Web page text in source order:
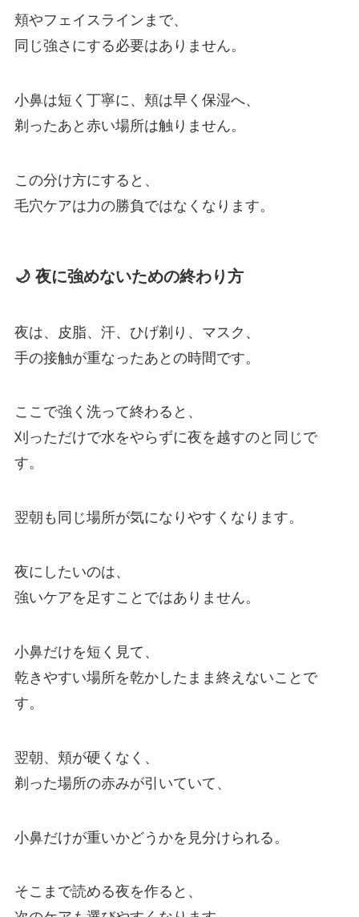
頬やフェイスラインまで、
同じ強さにする必要はありません。
小鼻は短く丁寧に、頬は早く保湿へ、
剃ったあと赤い場所は触りません。
この分け方にすると、
毛穴ケアは力の勝負ではなくなります。
🌙 夜に強めないための終わり方
夜は、皮脂、汗、ひげ剃り、マスク、
手の接触が重なったあとの時間です。
ここで強く洗って終わると、
刈っただけで水をやらずに夜を越すのと同じで
す。
翌朝も同じ場所が気になりやすくなります。
夜にしたいのは、
強いケアを足すことではありません。
小鼻だけを短く見て、
乾きやすい場所を乾かしたまま終えないことで
す。
翌朝、頬が硬くなく、
剃った場所の赤みが引いていて、
小鼻だけが重いかどうかを見分けられる。
そこまで読める夜を作ると、